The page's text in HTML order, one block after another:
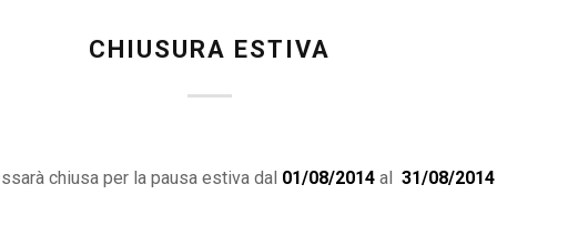
CHIUSURA ESTIVA
chiusa per la pausa estiva dal 01/08/2014 al 31/08/2014